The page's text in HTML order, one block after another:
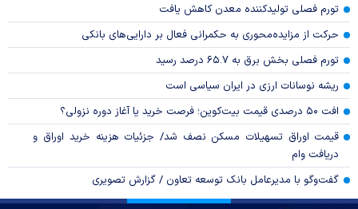
تورم فصلی تولیدکننده معدن کاهش یافت
حرکت از مزایده‌محوری به حکمرانی فعال بر دارایی‌های بانکی
تورم فصلی بخش برق به ۶۵.۷ درصد رسید
ریشه نوسانات ارزی در ایران سیاسی است
افت ۵۰ درصدی قیمت بیت‌کوین؛ فرصت خرید یا آغاز دوره نزولی؟
قیمت اوراق تسهیلات مسکن نصف شد/ جزئیات هزینه خرید اوراق و
دریافت وام
گفت‌وگو با مدیرعامل بانک توسعه تعاون / گزارش تصویری